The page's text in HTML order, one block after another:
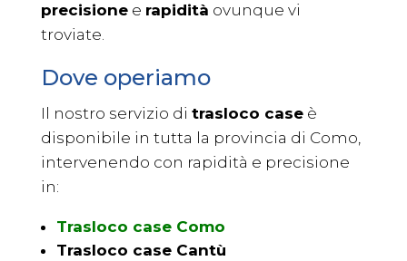
precisionee rapidità ovunque vi
troviate.
Dove operiamo
Il nostro servizio di trasloco caseè
disponibile in tutta la provincia di Como,
intervenendo con rapidità e precisione
in:
Trasloco case Como
Trasloco case Cantù